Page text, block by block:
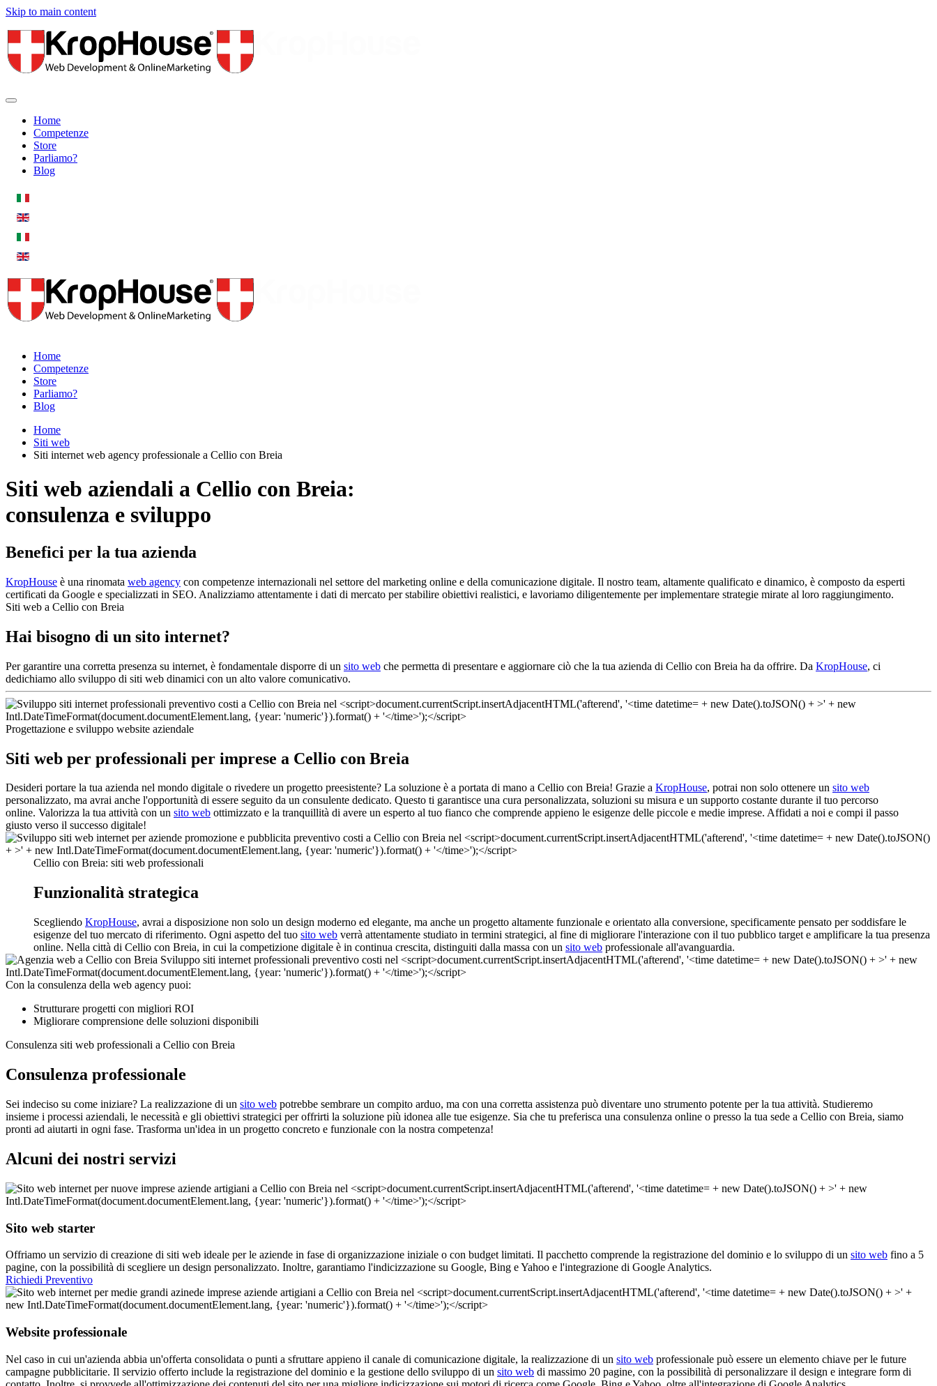
Skip to main content
Home
Competenze
Store
Parliamo?
Blog
Home
Competenze
Store
Parliamo?
Blog
Home
Siti web
Siti internet web agency professionale a Cellio con Breia
Siti web aziendali a Cellio con Breia:
consulenza e sviluppo
Benefici per la tua azienda
KropHouse è una rinomata web agency con competenze internazionali nel settore del marketing online e della comunicazione digitale. Il nostro team, altamente qualificato e dinamico, è composto da esperti
certificati da Google e specializzati in SEO. Analizziamo attentamente i dati di mercato per stabilire obiettivi realistici, e lavoriamo diligentemente per implementare strategie mirate al loro raggiungimento.
Siti web a Cellio con Breia
Hai bisogno di un sito internet?
Per garantire una corretta presenza su internet, è fondamentale disporre di un sito web che permetta di presentare e aggiornare ciò che la tua azienda di Cellio con Breia ha da offrire. Da KropHouse, ci
dedichiamo allo sviluppo di siti web dinamici con un alto valore comunicativo.
Progettazione e sviluppo website aziendale
Siti web per professionali per imprese a Cellio con Breia
Desideri portare la tua azienda nel mondo digitale o rivedere un progetto preesistente? La soluzione è a portata di mano a Cellio con Breia! Grazie a KropHouse, potrai non solo ottenere un sito web
personalizzato, ma avrai anche l'opportunità di essere seguito da un consulente dedicato. Questo ti garantisce una cura personalizzata, soluzioni su misura e un supporto costante durante il tuo percorso
online. Valorizza la tua attività con un sito web ottimizzato e la tranquillità di avere un esperto al tuo fianco che comprende appieno le esigenze delle piccole e medie imprese. Affidati a noi e compi il passo
giusto verso il successo digitale!
Cellio con Breia: siti web professionali
Funzionalità strategica
Scegliendo KropHouse, avrai a disposizione non solo un design moderno ed elegante, ma anche un progetto altamente funzionale e orientato alla conversione, specificamente pensato per soddisfare le
esigenze del tuo mercato di riferimento. Ogni aspetto del tuo sito web verrà attentamente studiato in termini strategici, al fine di migliorare l'interazione con il tuo pubblico target e amplificare la tua presenza
online. Nella città di Cellio con Breia, in cui la competizione digitale è in continua crescita, distinguiti dalla massa con un sito web professionale all'avanguardia.
Con la consulenza della web agency puoi:
Strutturare progetti con migliori ROI
Migliorare comprensione delle soluzioni disponibili
Consulenza siti web professionali a Cellio con Breia
Consulenza professionale
Sei indeciso su come iniziare? La realizzazione di un sito web potrebbe sembrare un compito arduo, ma con una corretta assistenza può diventare uno strumento potente per la tua attività. Studieremo
insieme i processi aziendali, le necessità e gli obiettivi strategici per offrirti la soluzione più idonea alle tue esigenze. Sia che tu preferisca una consulenza online o presso la tua sede a Cellio con Breia, siamo
pronti ad aiutarti in ogni fase. Trasforma un'idea in un progetto concreto e funzionale con la nostra competenza!
Alcuni dei nostri servizi
Sito web starter
Offriamo un servizio di creazione di siti web ideale per le aziende in fase di organizzazione iniziale o con budget limitati. Il pacchetto comprende la registrazione del dominio e lo sviluppo di un sito web fino a 5
pagine, con la possibilità di scegliere un design personalizzato. Inoltre, garantiamo l'indicizzazione su Google, Bing e Yahoo e l'integrazione di Google Analytics.
Richiedi Preventivo
Website professionale
Nel caso in cui un'azienda abbia un'offerta consolidata o punti a sfruttare appieno il canale di comunicazione digitale, la realizzazione di un sito web professionale può essere un elemento chiave per le future
campagne pubblicitarie. Il servizio offerto include la registrazione del dominio e la gestione dello sviluppo di un sito web di massimo 20 pagine, con la possibilità di personalizzare il design e integrare form di